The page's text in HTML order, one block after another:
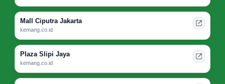
Mall Ciputra Jakarta
kemang.co.id
Plaza Slipi Jaya
kemang.co.id